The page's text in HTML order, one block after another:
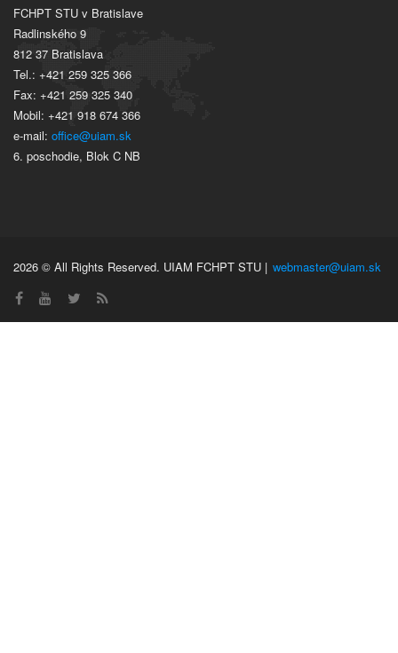
FCHPT STU v Bratislave
Radlinského 9
812 37 Bratislava
Tel.: +421 259 325 366
Fax: +421 259 325 340
Mobil: +421 918 674 366
e-mail: office@uiam.sk
6. poschodie, Blok C NB
2026 © All Rights Reserved. UIAM FCHPT STU | webmaster@uiam.sk